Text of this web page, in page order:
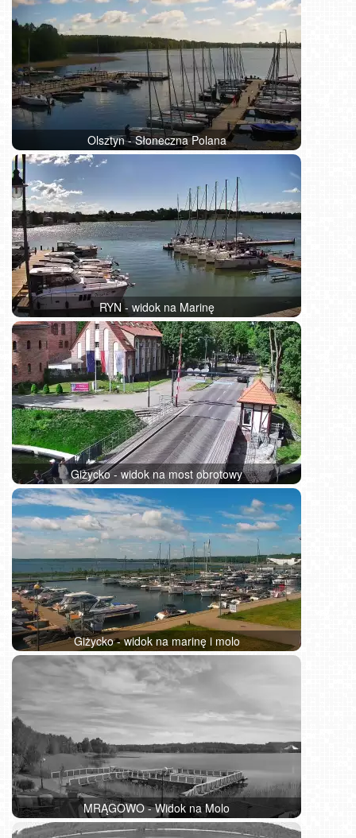
Olsztyn - Słoneczna Polana
RYN - widok na Marinę
Giżycko - widok na most obrotowy
Giżycko - widok na marinę i molo
MRĄGOWO - Widok na Molo